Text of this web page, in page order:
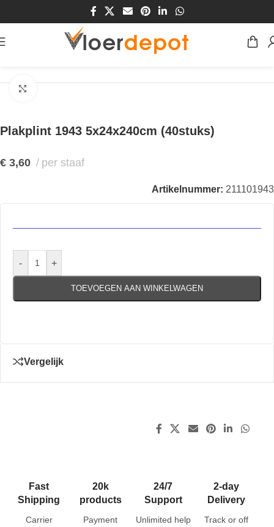
Plakplint 1943 5x24x240cm (40stuks)
€ 3,60 per staaf
Artikelnummer: 211101943
- +
TOEVOEGEN AAN WINKELWAGEN
Vergelijk
Fast
Shipping
Carrier
20k
products
Payment
24/7
Support
Unlimited help
2-day
Delivery
Track or off